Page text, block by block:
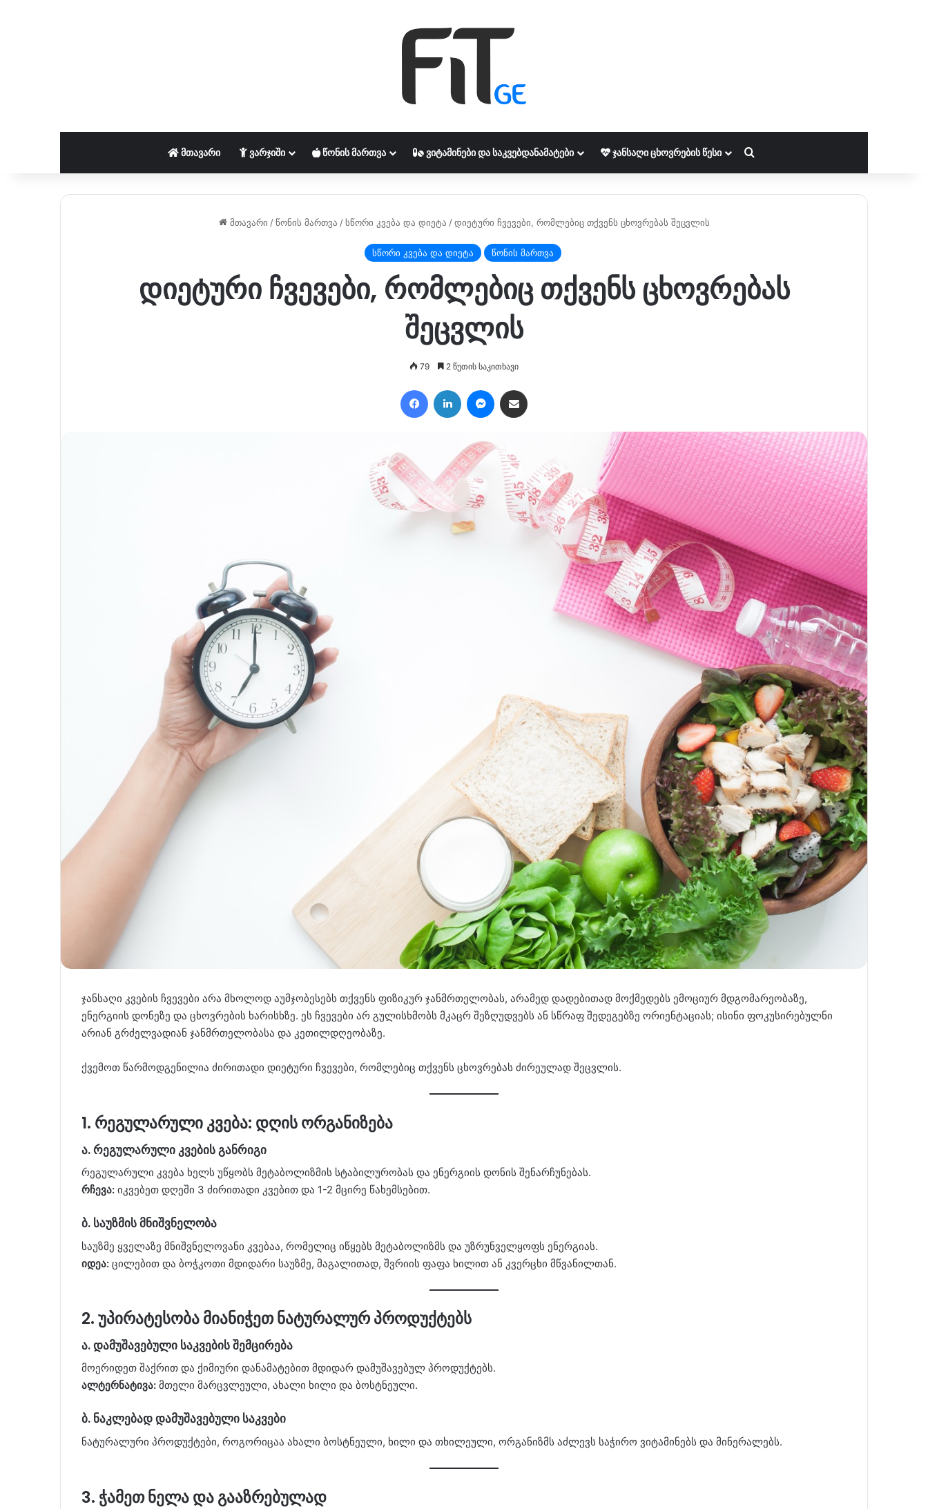
ᲛᲗᲐᲕᲐᲠᲘ ᲕᲐᲠᲯᲘᲨᲘ ᲬᲝᲜᲘᲡ ᲛᲐᲠᲗᲕᲐ ᲕᲘᲢᲐᲛᲘᲜᲔᲑᲘ ᲓᲐ ᲡᲐᲙᲕᲔᲑᲓᲐᲜᲐᲛᲐᲢᲔᲑᲘ ᲯᲐᲜᲡᲐᲦᲘ ᲪᲮᲝᲕᲠᲔᲑᲘᲡ ᲬᲔᲡᲘ
მთავარი / წონის მართვა / სწორი კვება და დიეტა / დიეტური ჩვევები, რომლებიც თქვენს ცხოვრებას შეცვლის
სწორი კვება და დიეტა წონის მართვა
დიეტური ჩვევები, რომლებიც თქვენს ცხოვრებას
შეცვლის
79 2 წუთის საკითხავი
FacebookLinkedIn Messenger
ჯანსაღი კვების ჩვევები არა მხოლოდ აუმჯობესებს თქვენს ფიზიკურ ჯანმრთელობას, არამედ დადებითად მოქმედებს ემოციურ მდგომარეობაზე,
ენერგიის დონეზე და ცხოვრების ხარისხზე. ეს ჩვევები არ გულისხმობს მკაცრ შეზღუდვებს ან სწრაფ შედეგებზე ორიენტაციას; ისინი ფოკუსირებულნი
არიან გრძელვადიან ჯანმრთელობასა და კეთილდღეობაზე.
ქვემოთ წარმოდგენილია ძირითადი დიეტური ჩვევები, რომლებიც თქვენს ცხოვრებას ძირეულად შეცვლის.
1. რეგულარული კვება: დღის ორგანიზება
ა. რეგულარული კვების განრიგი
რეგულარული კვება ხელს უწყობს მეტაბოლიზმის სტაბილურობას და ენერგიის დონის შენარჩუნებას.
რჩევა: იკვებეთ დღეში 3 ძირითადი კვებით და 1-2 მცირე წახემსებით.
ბ. საუზმის მნიშვნელობა
საუზმე ყველაზე მნიშვნელოვანი კვებაა, რომელიც იწყებს მეტაბოლიზმს და უზრუნველყოფს ენერგიას.
იდეა: ცილებით და ბოჭკოთი მდიდარი საუზმე, მაგალითად, შვრიის ფაფა ხილით ან კვერცხი მწვანილთან.
2. უპირატესობა მიანიჭეთ ნატურალურ პროდუქტებს
ა. დამუშავებული საკვების შემცირება
მოერიდეთ შაქრით და ქიმიური დანამატებით მდიდარ დამუშავებულ პროდუქტებს.
ალტერნატივა: მთელი მარცვლეული, ახალი ხილი და ბოსტნეული.
ბ. ნაკლებად დამუშავებული საკვები
ნატურალური პროდუქტები, როგორიცაა ახალი ბოსტნეული, ხილი და თხილეული, ორგანიზმს აძლევს საჭირო ვიტამინებს და მინერალებს.
3. ჭამეთ ნელა და გააზრებულად